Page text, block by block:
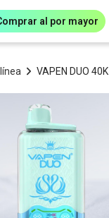
al por mayor
VAPEN DUO 40K